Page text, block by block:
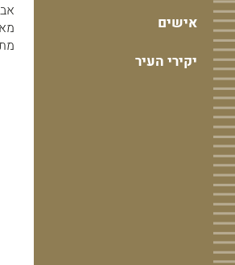
אישים
יקירי העיר